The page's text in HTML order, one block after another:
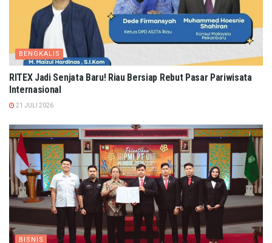
BENGKALIS
RITEX Jadi Senjata Baru! Riau Bersiap Rebut Pasar Pariwisata
Internasional
21 JULI 2026
BISNIS